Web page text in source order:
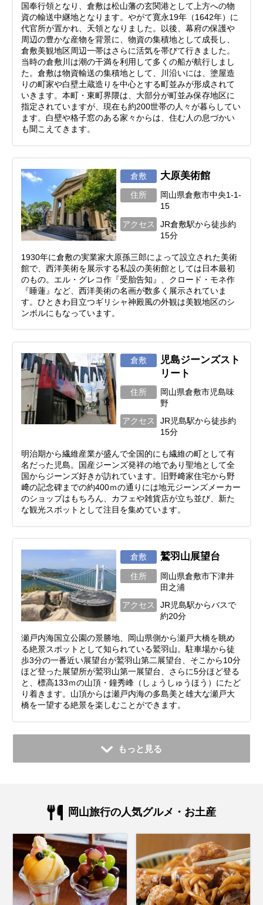
国奉行領となり、倉敷は松山藩の玄関港として上方への物
資の輸送中継地となります。やがて寛永19年（1642年）に
代官所が置かれ、天領となりました。以後、幕府の保護や
周辺の豊かな産物を背景に、物資の集積地として成長し、
倉敷美観地区周辺一帯はさらに活気を帯びて行きました。
当時の倉敷川は潮の干満を利用して多くの船が航行しまし
た。倉敷は物資輸送の集積地として、川沿いには、塗屋造
りの町家や白壁土蔵造りを中心とする町並みが形成されて
いきます。本町・東町界隈は、大部分が町並み保存地区に
指定されていますが、現在も約200世帯の人々が暮らしてい
ます。白壁や格子窓のある家々からは、住む人の息づかい
も聞こえてきます。
倉敷 大原美術館
住所
岡山県倉敷市中央1-1-
15
アクセス
JR倉敷駅から徒歩約
15分
1930年に倉敷の実業家大原孫三郎によって設立された美術
館で、西洋美術を展示する私設の美術館としては日本最初
のもの。エル・グレコ作『受胎告知』、クロード・モネ作
『睡蓮』など、西洋美術の名画が数多く展示されていま
す。ひときわ目立つギリシャ神殿風の外観は美観地区のシ
ンボルにもなっています。
倉敷
児島ジーンズスト
リート
住所
岡山県倉敷市児島味
野
アクセス
JR児島駅から徒歩約
15分
明治期から繊維産業が盛んで全国的にも繊維の町として有
名だった児島。国産ジーンズ発祥の地であり聖地として全
国からジーンズ好きが訪れています。旧野﨑家住宅から野
﨑の記念碑までの約400ｍの通りには地元ジーンズメーカー
のショップはもちろん、カフェや雑貨店が立ち並び、新た
な観光スポットとして注目を集めています。
倉敷 鷲羽山展望台
住所
岡山県倉敷市下津井
田之浦
アクセス
JR児島駅からバスで
約20分
瀬戸内海国立公園の景勝地、岡山県側から瀬戸大橋を眺め
る絶景スポットとして知られている鷲羽山。駐車場から徒
歩3分の一番近い展望台が鷲羽山第二展望台、そこから10分
ほど登った展望所が鷲羽山第一展望台、さらに5分ほど登る
と、標高133ｍの山頂・鐘秀峰（しょうしゅうほう）にたど
り着きます。山頂からは瀬戸内海の多島美と雄大な瀬戸大
橋を一望する絶景を楽しむことができます。
もっと見る
岡山旅行の人気グルメ・お土産